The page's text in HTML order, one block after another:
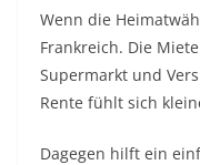
Wenn die
Frankreich. Die
Supermarkt und
Rente fühlt sich
Dagegen hilft ein